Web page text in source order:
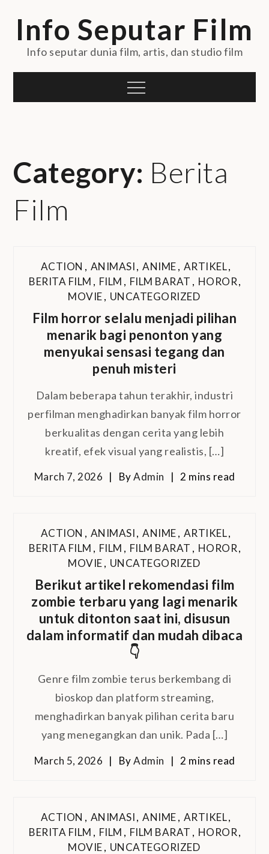
Info Seputar Film
Info seputar dunia film, artis, dan studio film
Menu
Category: Berita
Film
ACTION , ANIMASI, ANIME, ARTIKEL,
BERITA FILM , FILM , FILM BARAT , HOROR,
MOVIE, UNCATEGORIZED
Film horror selalu menjadi pilihan
menarik bagi penonton yang
menyukai sensasi tegang dan
penuh misteri
Dalam beberapa tahun terakhir, industri
perfilman menghadirkan banyak film horror
berkualitas dengan cerita yang lebih
kreatif, efek visual yang realistis, […]
March 7, 2026 ByAdmin 2 mins read
ACTION , ANIMASI, ANIME, ARTIKEL,
BERITA FILM , FILM , FILM BARAT , HOROR,
MOVIE, UNCATEGORIZED
Berikut artikel rekomendasi film
zombie terbaru yang lagi menarik
untuk ditonton saat ini, disusun
dalam informatif dan mudah dibaca
👇
Genre film zombie terus berkembang di
bioskop dan platform streaming,
menghadirkan banyak pilihan cerita baru
yang menegangkan dan unik. Pada […]
March 5, 2026 ByAdmin 2 mins read
ACTION , ANIMASI, ANIME, ARTIKEL,
BERITA FILM , FILM , FILM BARAT , HOROR,
MOVIE, UNCATEGORIZED